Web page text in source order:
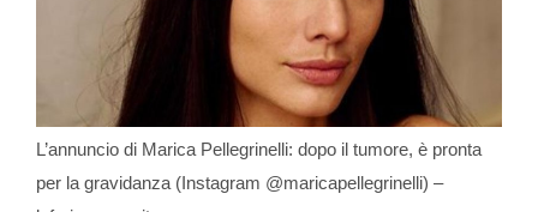
L’annuncio di Marica Pellegrinelli: dopo il tumore, è pronta
per la gravidanza (Instagram @maricapellegrinelli) –